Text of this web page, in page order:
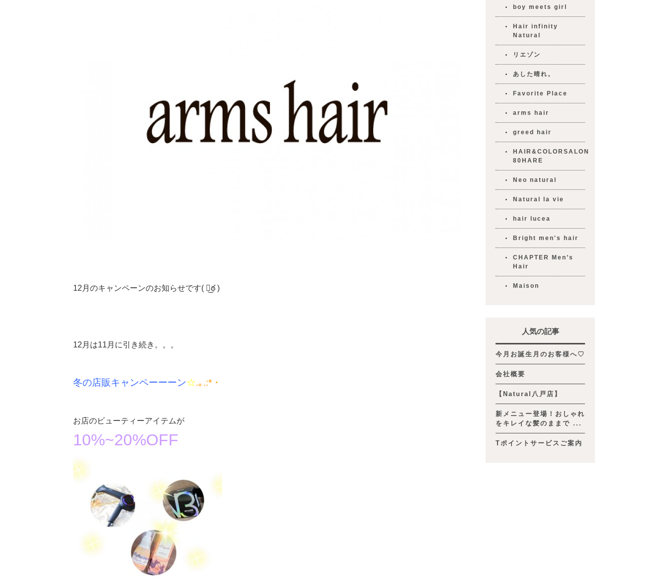
12月のキャンペーンのお知らせです( ఠ͜ఠ )
12月は11月に引き続き。。。
冬の店販キャンペーーーン☆.｡.:*・
お店のビューティーアイテムが
10%~20%OFF
boy meets girl
Hair infinity
Natural
リエゾン
あした晴れ。
Favorite Place
arms hair
greed hair
HAIR&COLORSALON
80HARE
Neo natural
Natural la vie
hair lucea
Bright men's hair
CHAPTER Men’s
Hair
Maison
人気の記事
今月お誕生月のお客様へ♡
会社概要
【Natural八戸店】
新メニュー登場！おしゃれ
をキレイな髪のままで ...
Tポイントサービスご案内